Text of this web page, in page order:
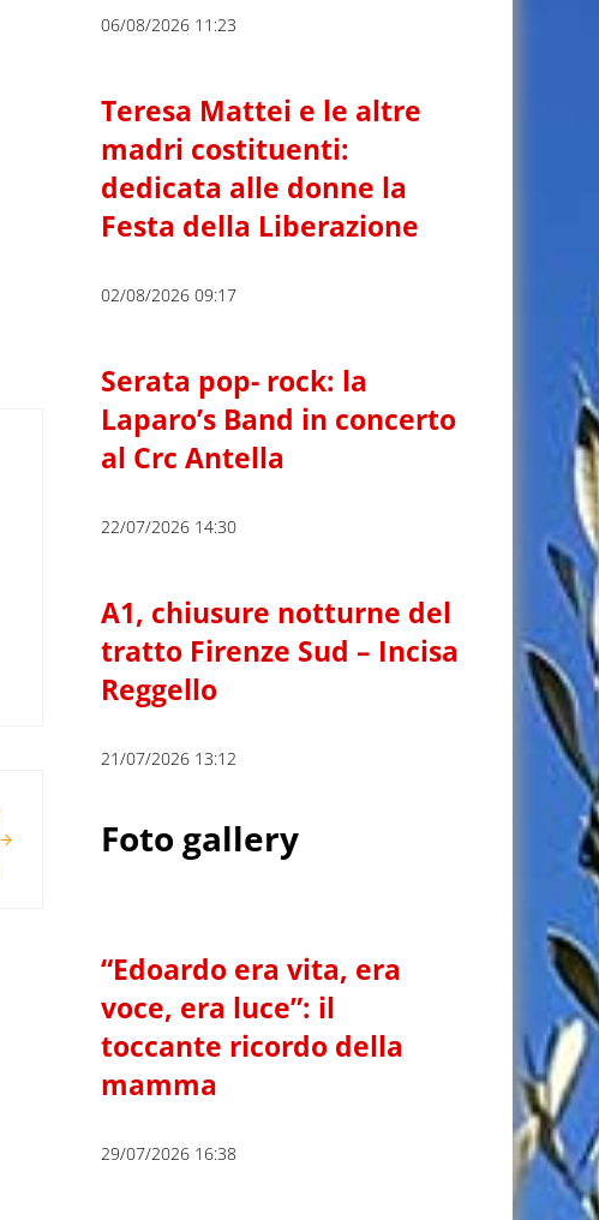
06/08/2026 11:23
Teresa Mattei e le altre
madri costituenti:
dedicata alle donne la
Festa della Liberazione
02/08/2026 09:17
Serata pop- rock: la
Laparo’s Band in concerto
al Crc Antella
22/07/2026 14:30
A1, chiusure notturne del
tratto Firenze Sud – Incisa
Reggello
21/07/2026 13:12
Foto gallery
“Edoardo era vita, era
voce, era luce”: il
toccante ricordo della
mamma
29/07/2026 16:38